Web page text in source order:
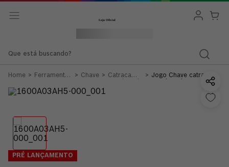
Ferramentas
Chave
Catraca
Jogo Chave catraca
Combinada Bosch 6-
PRÉ LANÇAMENTO